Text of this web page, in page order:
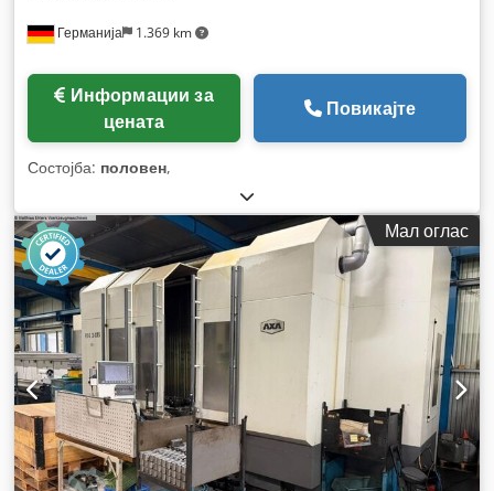
Германија 1.369 km
цената
Повикајте
Состојба: половен,
Мал оглас